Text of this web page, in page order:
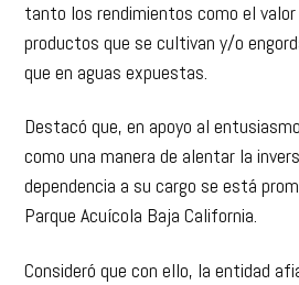
tanto los rendimientos como el
productos que se cultivan y/o
que en aguas expuestas.
Destacó que, en apoyo al
como una manera de alentar la
dependencia a su cargo se está
Parque Acuícola Baja California.
Consideró que con ello, la entidad